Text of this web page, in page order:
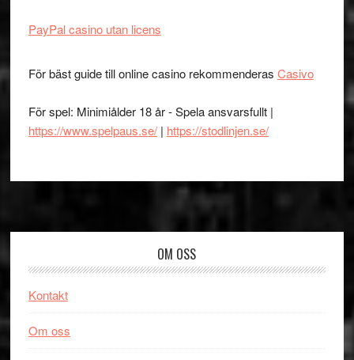
PayPal casino utan licens
För bäst guide till online casino rekommenderas Casivo
För spel: Minimiålder 18 år - Spela ansvarsfullt |
https://www.spelpaus.se/| https://stodlinjen.se/
OM OSS
Kontakt
Om oss